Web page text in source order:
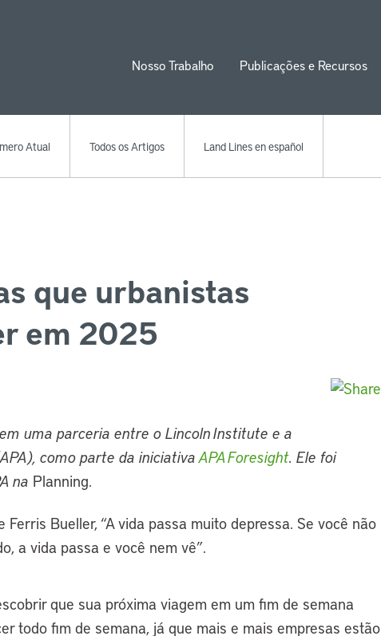
Nosso Trabalho Publicações e Recursos
Atual Todos os Artigos Land Lines en español
que urbanistas
em 2025
uma parceria entre o Lincoln Institute e a
como parte da iniciativaAPA Foresight. Ele foi
na Planning.
Bueller, “A vida passa muito depressa. Se você não
a vida passa e você nem vê”.
que sua próxima viagem em um fim de semana
todo fim de semana, já que mais e mais empresas estão